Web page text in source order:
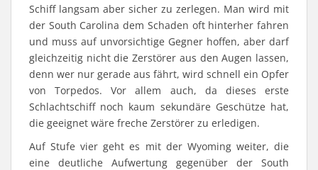
Schiff langsam aber sicher zu zerlegen. Man wird mit
der South Carolina dem Schaden oft hinterher fahren
und muss auf unvorsichtige Gegner hoffen, aber darf
gleichzeitig nicht die Zerstörer aus den Augen lassen,
denn wer nur gerade aus fährt, wird schnell ein Opfer
von Torpedos. Vor allem auch, da dieses erste
Schlachtschiff noch kaum sekundäre Geschütze hat,
die geeignet wäre freche Zerstörer zu erledigen.
Auf Stufe vier geht es mit der Wyoming weiter, die
eine deutliche Aufwertung gegenüber der South